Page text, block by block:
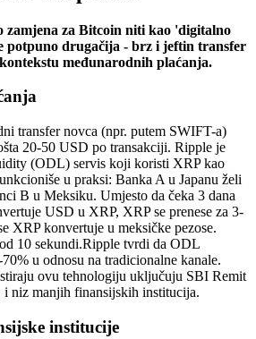
zamjena za Bitcoin niti kao 'digitalno
potpuno drugačija - brz i jeftin transfer
međunarodnih plaćanja.
transfer novca (npr. putem SWIFT-a)
20-50 USD po transakciji. Ripple je
(ODL) servis koji koristi XRP kao
u praksi: Banka A u Japanu želi
B u Meksiku. Umjesto da čeka 3 dana
USD u XRP, XRP se prenese za 3-
XRP konvertuje u meksičke pezose.
10 sekundi.Ripple tvrdi da ODL
u odnosu na tradicionalne kanale.
ovu tehnologiju uključuju SBI Remit
niz manjih finansijskih institucija.
institucije